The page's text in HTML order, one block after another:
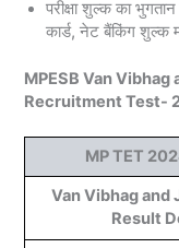
परीक्षा शुल्क का
कार्ड, नेट बैंकिंग शुल्क
MPESB Van
Recruitment Test-
MP TET
Van Vibhag and
Result